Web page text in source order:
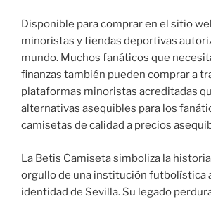
Disponible para comprar en el sitio
minoristas y tiendas deportivas
mundo. Muchos fanáticos que
finanzas también pueden comprar a
plataformas minoristas acreditadas
alternativas asequibles para los
camisetas de calidad a precios
La Betis Camiseta simboliza la
orgullo de una institución futbolística
identidad de Sevilla. Su legado